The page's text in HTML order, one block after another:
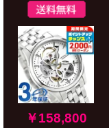
￥158,800